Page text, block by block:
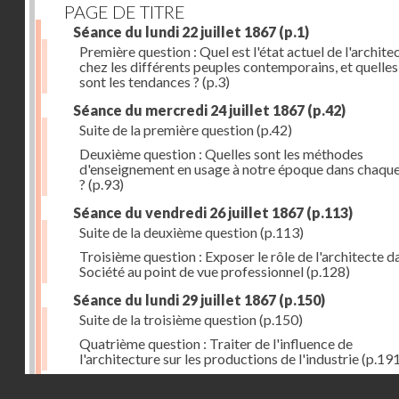
PAGE DE TITRE
Séance du lundi 22 juillet 1867 (p.1)
Première question : Quel est l'état actuel de
chez les différents peuples contemporains, et
sont les tendances ? (p.3)
Séance du mercredi 24 juillet 1867 (p.42)
Suite de la première question(p.42)
Deuxième question : Quelles sont les méthodes
d'enseignement en usage à notre époque dans
? (p.93)
Séance du vendredi 26 juillet 1867 (p.113)
Suite de la deuxième question(p.113)
Troisième question : Exposer le rôle de l'architecte
Société au point de vue professionnel(p.128)
Séance du lundi 29 juillet 1867 (p.150)
Suite de la troisième question(p.150)
Quatrième question : Traiter de l'influence de
l'architecture sur les productions de l'industrie